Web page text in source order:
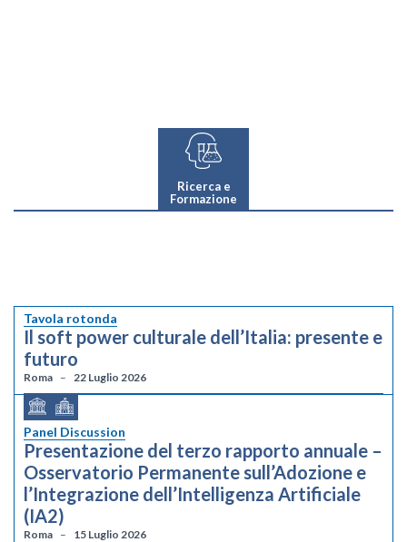
Ricerca e
Formazione
Tavola rotonda
Il soft power culturale dell’Italia: presente e
futuro
Roma 22 Luglio 2026
Panel Discussion
Presentazione del terzo rapporto annuale –
Osservatorio Permanente sull’Adozione e
l’Integrazione dell’Intelligenza Artificiale
(IA2)
Roma 15 Luglio 2026